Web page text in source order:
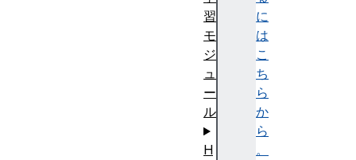
に
は
こ
ち
ら
か
ら
。
習
モ
ジ
ュ
ー
ル
H